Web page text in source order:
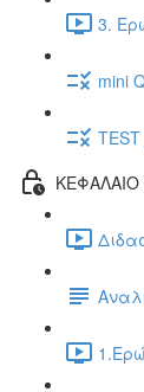
3.
mini
ΚΕΦΑΛΑΙΟ